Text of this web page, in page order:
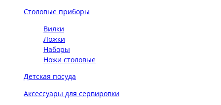
Столовые приборы
Вилки
Ложки
Наборы
Ножи столовые
Детская посуда
Аксессуары для сервировки